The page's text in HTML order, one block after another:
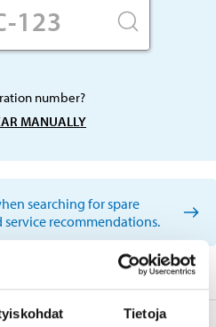
Tietoja
number?
MANUALLY
searching for spare
service recommendations.